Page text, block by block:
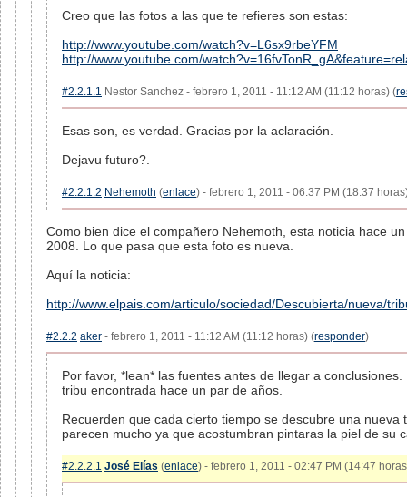
Creo que las fotos a las que te refieres son estas:
http://www.youtube.com/watch?v=L6sx9rbeYFM
http://www.youtube.com/
#2.2.1.1 Nestor Sanchez - febrero 1, 2011 - 11:12 AM (11:12 horas) (
Esas son, es verdad. Gracias por la aclaración.
Dejavu futuro?.
#2.2.1.2 Nehemoth (enlace) - febrero 1, 2011 - 06:37 PM (18:37
Como bien dice el compañero Nehemoth, esta noticia hace
2008. Lo que pasa que esta foto es nueva.
Aquí la noticia:
http://www.elpais.com/articulo/sociedad/Descubierta/nueva/
#2.2.2 aker - febrero 1, 2011 - 11:12 AM (11:12 horas) (responder)
Por favor, *lean* las fuentes antes de llegar a
tribu encontrada hace un par de años.
Recuerden que cada cierto tiempo se descubre una
parecen mucho ya que acostumbran pintaras la piel de su
#2.2.2.1 José Elías (enlace) - febrero 1, 2011 - 02:47 PM (14:47